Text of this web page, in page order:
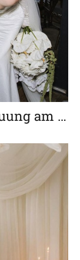
Anastasia & Alex (Freie Trauung am Meer in Holland - nur zu zweit)